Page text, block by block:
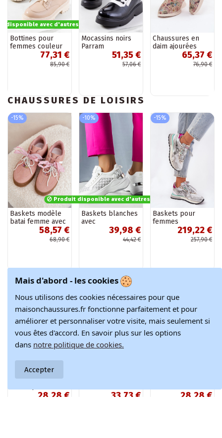
disponible avec d'autres options
Bottines pour
femmes couleur
sable, « Labour »
77,31 €
85,90 €
Mocassins noirs
Parram
51,35 €
57,06 €
Chaussures en
daim ajourées
pour femmes65,37 €
76,90 €
CHAUSSURES DE LOISIRS
-15%
Baskets modèle
batai femme avec
plateforme et
détails élégants
58,57 €
68,90 €
-10%
Produit disponible avec d'autres options
Baskets blanches
avec
monogramme39,98 €
44,42 €
-15%
Baskets pour
femmes
"Sneakers"219,22 €
257,90 €
-10%
Baskets de sport
femmes avec28,28 €
-10%
33,73 €
monogramme28,28 €
Mais d'abord - les cookies
Nous utilisons des cookies nécessaires pour que
maisonchaussures.fr fonctionne parfaitement et pour
améliorer et personnaliser votre visite, mais seulement si
vous êtes d'accord. En savoir plus sur les options
dans notre politique de cookies.
Accepter